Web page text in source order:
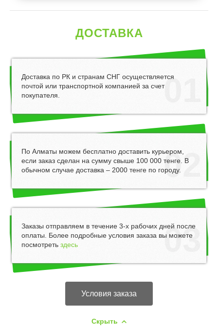
ДОСТАВКА
01
Доставка по РК и странам СНГ осуществляется
почтой или транспортной компанией за счет
покупателя.
02
По Алматы можем бесплатно доставить курьером,
если заказ сделан на сумму свыше 100 000 тенге. В
обычном случае доставка – 2000 тенге по городу.
03
Заказы отправляем в течение 3-х рабочих дней после
оплаты. Более подробные условия заказа вы можете
посмотретьздесь
Условия заказа
Скрыть